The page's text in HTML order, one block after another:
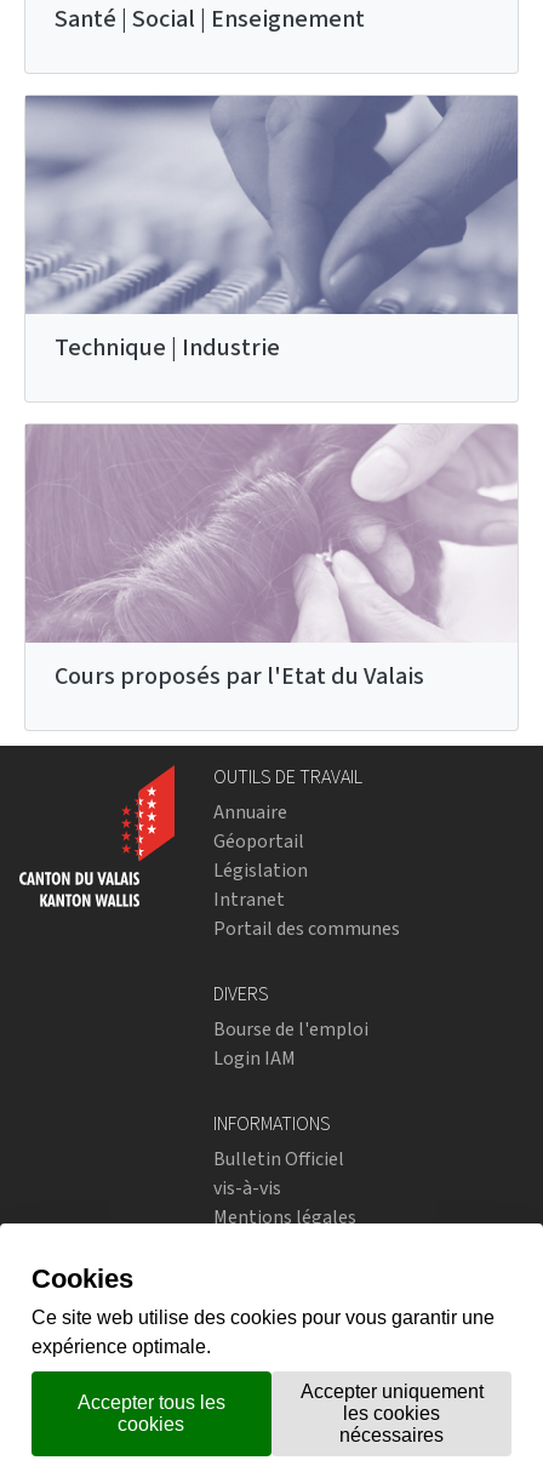
Santé | Social | Enseignement
Technique | Industrie
Cours proposés par l'Etat du Valais
OUTILS DE TRAVAIL
Annuaire
Géoportail
Législation
Intranet
Portail des communes
DIVERS
Bourse de l'emploi
Login IAM
INFORMATIONS
Bulletin Officiel
vis-à-vis
Mentions légales
Instagram
flickr